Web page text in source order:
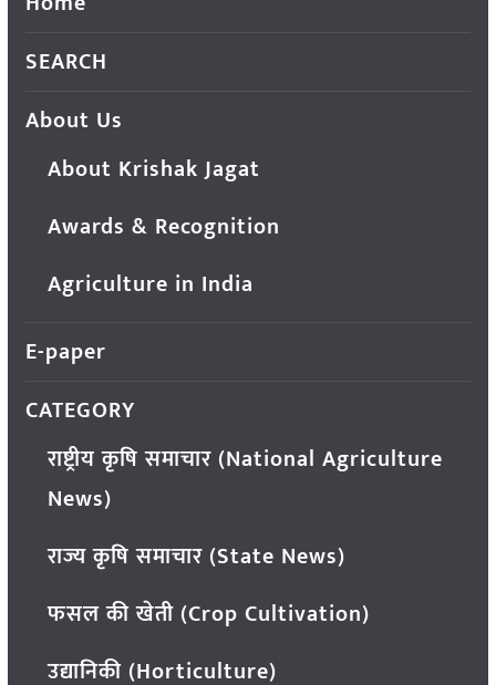
SEARCH
About Us
About Krishak Jagat
Awards & Recognition
Agriculture in India
E-paper
CATEGORY
राष्ट्रीय कृषि समाचार (National Agriculture
News)
राज्य कृषि समाचार (State News)
फसल की खेती (Crop Cultivation)
उद्यानिकी (Horticulture)